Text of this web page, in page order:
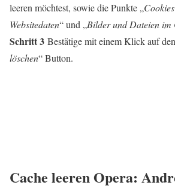
leeren möchtest, sowie die Punkte „
Websitedaten“ und „Bilder und Dateien im
Schritt 3 Bestätige mit einem Klick auf
löschen“ Button.
Cache leeren Opera: